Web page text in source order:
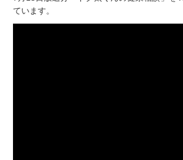
ています。